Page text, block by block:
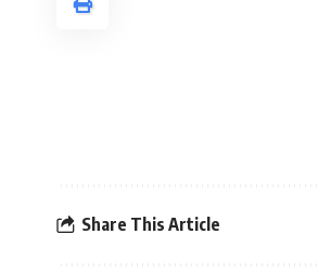
Share This Article